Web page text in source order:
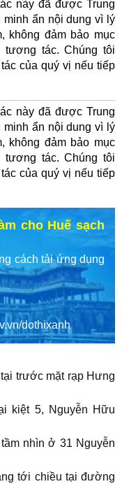
này đã được Trung
minh ẩn nội dung vì lý
không đảm bảo mục
tác. Chúng tôi
của quý vị nếu tiếp
này đã được Trung
minh ẩn nội dung vì lý
không đảm bảo mục
tác. Chúng tôi
của quý vị nếu tiếp
cho Huế sạch
cách tải ứng dụng
dothixanh
trước mặt rạp Hưng
kiệt 5, Nguyễn Hữu
nhìn ở 31 Nguyễn
tới chiều tại đường